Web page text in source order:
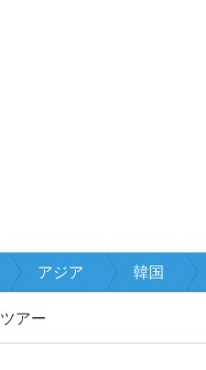
アジア 韓国
ツアー